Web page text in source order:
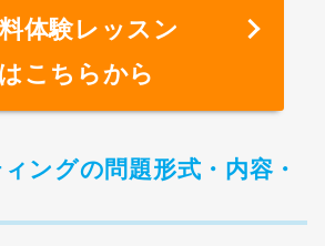
体験レッスン
はこちらから
ングの問題形式・内容・